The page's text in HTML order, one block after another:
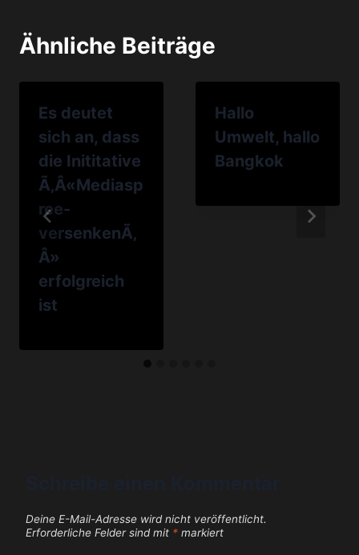
Ähnliche Beiträge
Es deutet
sich an, dass
die Inititative
Ã‚Â«Mediasp
ree-
versenkenÃ‚
Â»
erfolgreich
ist
Hallo
Umwelt, hallo
Bangkok
Deine E-Mail-Adresse wird nicht veröffentlicht.
Erforderliche Felder sind mit * markiert